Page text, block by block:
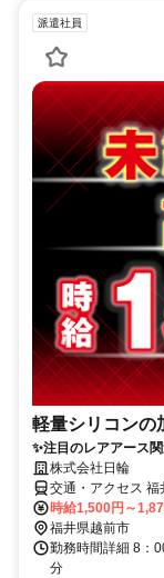
派遣社員
軽量シリコンの
✨注目のレアアース
株式会社日輪
交通・アクセス
通勤可
時給1,500円～
福井県越前市
勤務時間詳細 8：
分